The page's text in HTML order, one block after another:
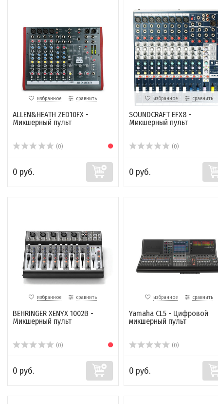
избранное сравнить
ALLEN&HEATH ZED10FX -
Микшерный пульт
(0)
0 руб.
избранное сравнить
SOUNDCRAFT EFX8 -
Микшерный пульт
(0)
0 руб.
избранное сравнить
BEHRINGER XENYX 1002B -
Микшерный пульт
(0)
0 руб.
избранное сравнить
Yamaha CL5 - Цифровой
микшерный пульт
(0)
0 руб.